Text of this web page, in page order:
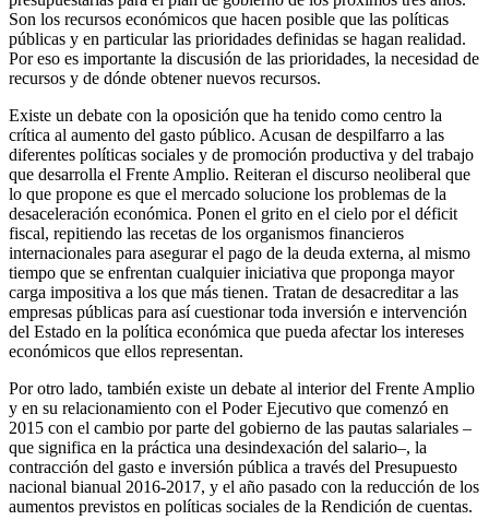
Son los recursos económicos que hacen posible que las políticas
públicas y en particular las prioridades definidas se hagan realidad.
Por eso es importante la discusión de las prioridades, la necesidad de
recursos y de dónde obtener nuevos recursos.
Existe un debate con la oposición que ha tenido como centro la
crítica al aumento del gasto público. Acusan de despilfarro a las
diferentes políticas sociales y de promoción productiva y del trabajo
que desarrolla el Frente Amplio. Reiteran el discurso neoliberal que
lo que propone es que el mercado solucione los problemas de la
desaceleración económica. Ponen el grito en el cielo por el déficit
fiscal, repitiendo las recetas de los organismos financieros
internacionales para asegurar el pago de la deuda externa, al mismo
tiempo que se enfrentan cualquier iniciativa que proponga mayor
carga impositiva a los que más tienen. Tratan de desacreditar a las
empresas públicas para así cuestionar toda inversión e intervención
del Estado en la política económica que pueda afectar los intereses
económicos que ellos representan.
Por otro lado, también existe un debate al interior del Frente Amplio
y en su relacionamiento con el Poder Ejecutivo que comenzó en
2015 con el cambio por parte del gobierno de las pautas salariales –
que significa en la práctica una desindexación del salario–, la
contracción del gasto e inversión pública a través del Presupuesto
nacional bianual 2016-2017, y el año pasado con la reducción de los
aumentos previstos en políticas sociales de la Rendición de cuentas.